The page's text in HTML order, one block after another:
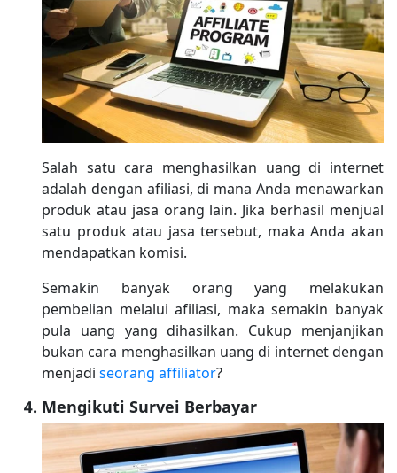
Salah satu cara menghasilkan uang di internet
adalah dengan afiliasi, di mana Anda menawarkan
produk atau jasa orang lain. Jika berhasil menjual
satu produk atau jasa tersebut, maka Anda akan
mendapatkan komisi.
Semakin banyak orang yang melakukan
pembelian melalui afiliasi, maka semakin banyak
pula uang yang dihasilkan. Cukup menjanjikan
bukan cara menghasilkan uang di internet dengan
menjadi seorang affiliator?
Mengikuti Survei Berbayar